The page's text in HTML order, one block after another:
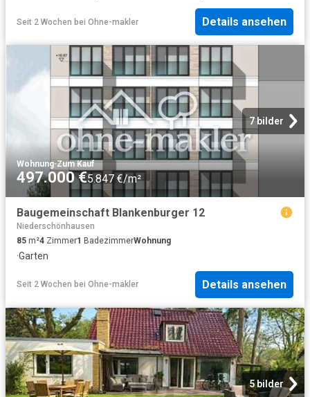
Seit 2 Wochen bei Ohne-makler Details ansehen
7 bilder
Wohnung·Zum Kauf
497.000 €5.847 €/m²
Baugemeinschaft Blankenburger 12
Niederschönhausen
85 m²4 Zimmer1 BadezimmerWohnung
·Garten
Seit 2 Wochen bei Ohne-makler Details ansehen
5 bilder